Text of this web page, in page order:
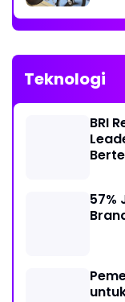
Teknologi
BRI
57%